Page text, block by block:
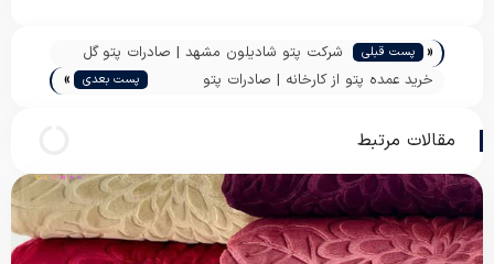
« پست قبلی
شرکت پتو شادیلون مشهد | صادرات پتو گل
برجسته ایرانی به افغانستان | پاندا
خرید عمده پتو از کارخانه | صادرات پتو
پست بعدی »
مقالات مرتبط